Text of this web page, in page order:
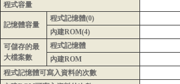
程式容量
記憶體容量
程式記憶體(0)
內建ROM(4)
可儲存的最
大檔案數
程式記憶體
內建ROM
程式記憶體可寫入資料的次數